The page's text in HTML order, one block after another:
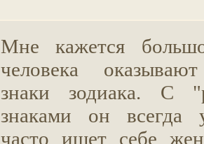
Мне кажется
человека
знаки зодиака. С
знаками он всегда
часто ищет себе